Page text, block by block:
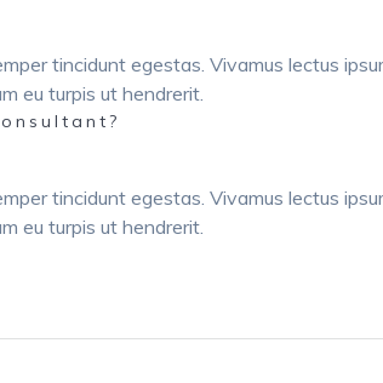
tincidunt egestas. Vivamus lectus
eu turpis ut hendrerit.
tincidunt egestas. Vivamus lectus
eu turpis ut hendrerit.